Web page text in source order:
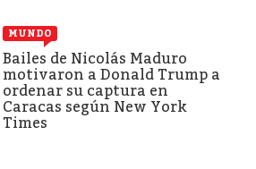
MUNDO
Bailes de Nicolás Maduro
motivaron a Donald Trump a
ordenar su captura en
Caracas según New York
Times